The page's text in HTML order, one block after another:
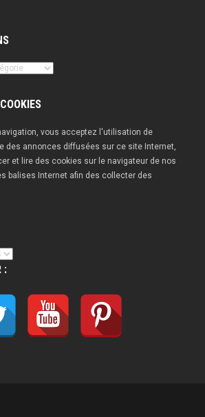
vous acceptez l'utilisation de
des annonces diffusées sur ce site Internet,
et lire des cookies sur le navigateur de nos
balises Internet afin des collecter des
: